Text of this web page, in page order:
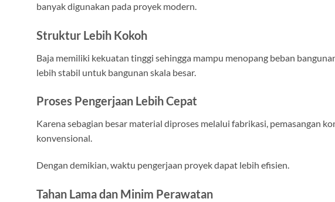
banyak digunakan pada proyek modern.
Struktur Lebih Kokoh
Baja memiliki kekuatan tinggi sehingga mampu menopang beban
lebih stabil untuk bangunan skala besar.
Proses Pengerjaan Lebih Cepat
Karena sebagian besar material diproses melalui fabrikasi, pemasangan
konvensional.
Dengan demikian, waktu pengerjaan proyek dapat lebih efisien.
Tahan Lama dan Minim Perawatan